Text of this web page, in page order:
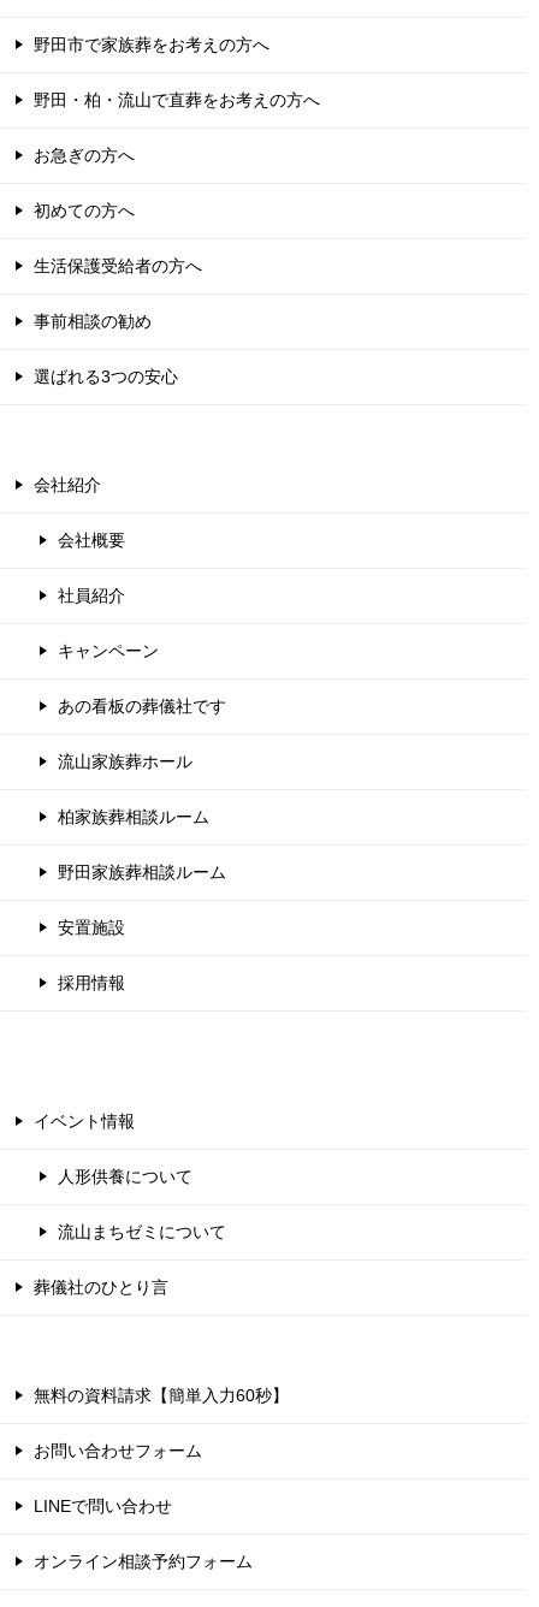
野田市で家族葬をお考えの方へ
野田・柏・流山で直葬をお考えの方へ
お急ぎの方へ
初めての方へ
生活保護受給者の方へ
事前相談の勧め
選ばれる3つの安心
会社紹介
会社概要
社員紹介
キャンペーン
あの看板の葬儀社です
流山家族葬ホール
柏家族葬相談ルーム
野田家族葬相談ルーム
安置施設
採用情報
イベント情報
人形供養について
流山まちゼミについて
葬儀社のひとり言
無料の資料請求【簡単入力60秒】
お問い合わせフォーム
LINEで問い合わせ
オンライン相談予約フォーム